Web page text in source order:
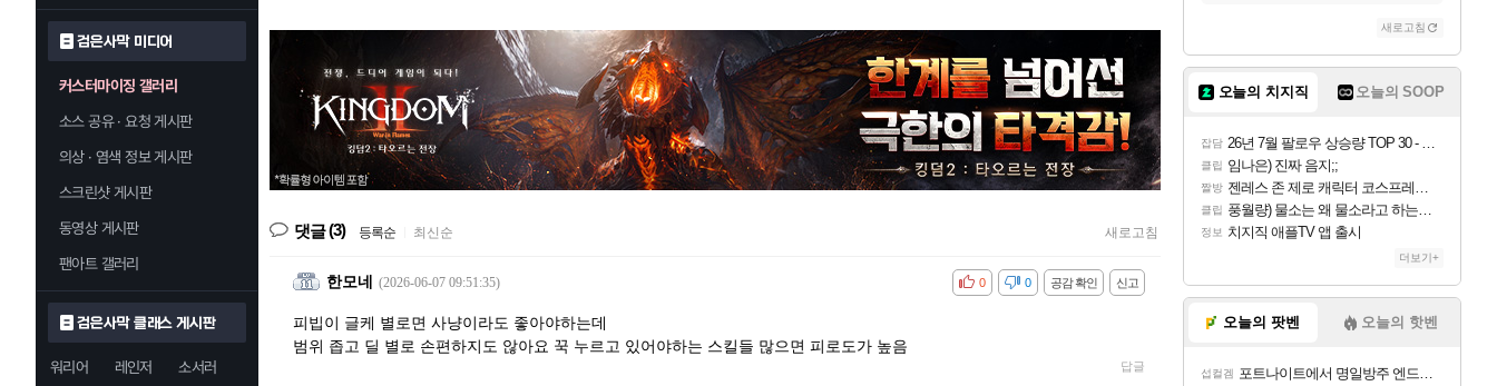
검은사막 미디어
커스터마이징 갤러리
소스 공유 · 요청 게시판
의상 · 염색 정보 게시판
스크린샷 게시판
동영상 게시판
팬아트 갤러리
검은사막 클래스 게시판
워리어 레인저
소서러
댓글(3) 등록순 최신순 새로고침
한모네 (2026-06-07 09:51:35) 신고
공감 확인
비공감 0
0
피빕이 글케 별로면 사냥이라도 좋아야하는데
범위 좁고 딜 별로 손편하지도 않아요 꾹 누르고 있어야하는 스킬들 많으면 피로도가 높음
답글
새로고침
오늘의 치지직 오늘의 SOOP
잡담 26년 7월 팔로우 상승량 TOP 30 - 월간 치지직
클립 임나은) 진짜 음지;;
짤방 젠레스 존 제로 캐릭터 코스프레한 꽁주
클립 풍월량) 물소는 왜 물소라고 하는거야? 아! 그만 ㅋㅋ 알았어 ㅋㅋ
정보 치지직 애플TV 앱 출시
더보기+
오늘의 팟벤 오늘의 핫벤
섭컬겜 포트나이트에서 명일방주 엔드필드 [펠리카] 판매 예정